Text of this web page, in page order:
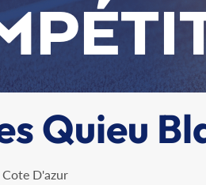
Quieu
Cote D'azur